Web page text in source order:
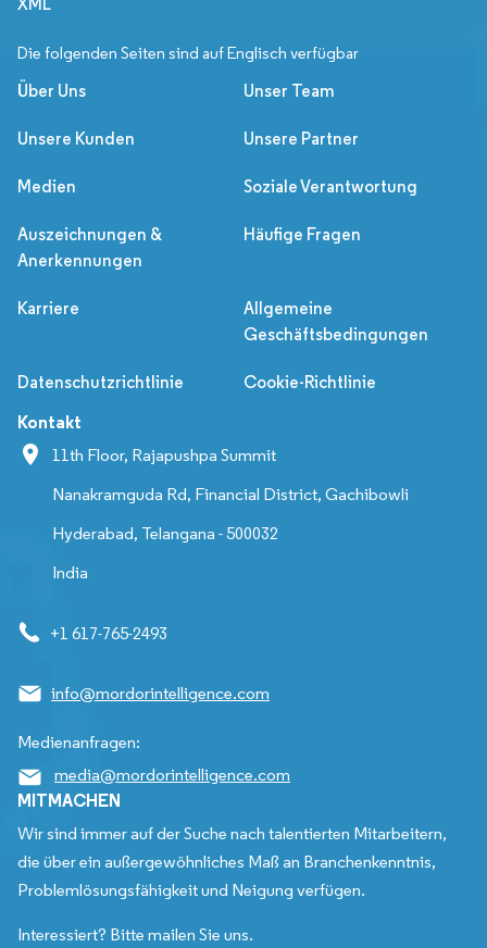
XML
Die folgenden Seiten sind auf Englisch verfügbar
Über Uns Unser Team
Unsere Kunden Unsere Partner
Medien Soziale Verantwortung
Auszeichnungen &
Anerkennungen
Häufige Fragen
Karriere
Allgemeine
Geschäftsbedingungen
Datenschutzrichtlinie Cookie-Richtlinie
Kontakt
11th Floor, Rajapushpa Summit
Nanakramguda Rd, Financial District, Gachibowli
Hyderabad, Telangana - 500032
India
+1 617-765-2493
info@mordorintelligence.com
Medienanfragen:
media@mordorintelligence.com
MITMACHEN
Wir sind immer auf der Suche nach talentierten Mitarbeitern,
die über ein außergewöhnliches Maß an Branchenkenntnis,
Problemlösungsfähigkeit und Neigung verfügen.
Interessiert? Bitte mailen Sie uns.